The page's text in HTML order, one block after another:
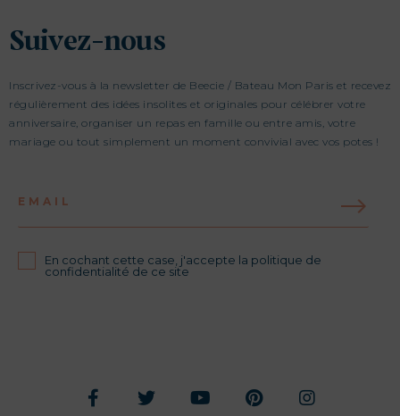
Suivez-nous
Inscrivez-vous à la newsletter de Beecie / Bateau Mon Paris et recevez
régulièrement des idées insolites et originales pour célébrer votre
anniversaire, organiser un repas en famille ou entre amis, votre
mariage ou tout simplement un moment convivial avec vos potes !
EMAIL
En cochant cette case, j'accepte la politique de
confidentialité de ce site